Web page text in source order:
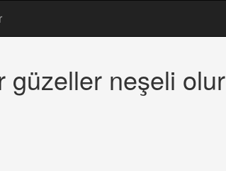
güzeller neşeli olur